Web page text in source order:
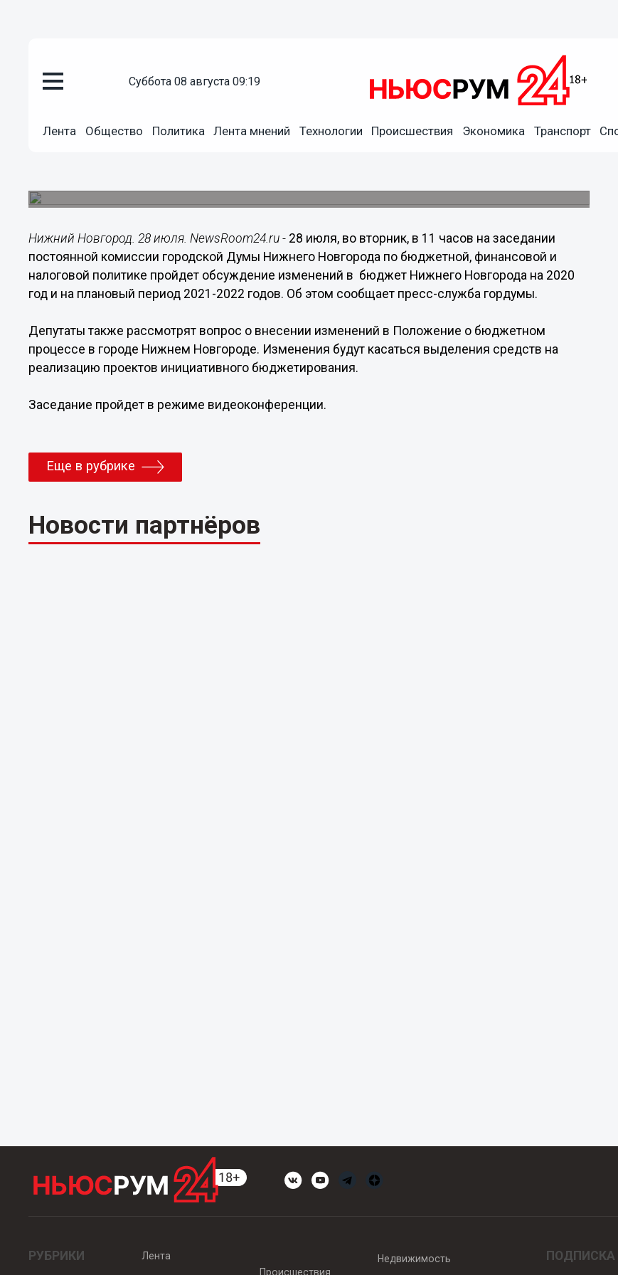
суббота 08 августа 09:19
Лента Общество Политика Лента мнений Технологии Происшествия Экономика Транспорт
Нижний Новгород. 28 июля. NewsRoom24.ru - 28 июля, во вторник, в 11 часов на заседании
постоянной комиссии городской Думы Нижнего Новгорода по бюджетной, финансовой и
налоговой политике пройдет обсуждение изменений в бюджет Нижнего Новгорода на 2020
год и на плановый период 2021-2022 годов. Об этом сообщает пресс-служба гордумы.
Депутаты также рассмотрят вопрос о внесении изменений в Положение о бюджетном
процессе в городе Нижнем Новгороде. Изменения будут касаться выделения средств на
реализацию проектов инициативного бюджетирования.
Заседание пройдет в режиме видеоконференции.
Еще в рубрике
Новости партнёров
РУБРИКИ
Лента
Происшествия
Недвижимость ПОДПИСКА